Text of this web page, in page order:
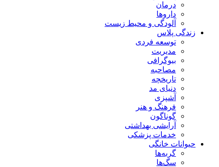
درمان
داروها
آلودگی و محیط زیست
زندگی پلاس
توسعه فردی
مدیریت
بیوگرافی
مصاحبه
تاریخچه
دنیای مد
آشپزی
فرهنگ و هنر
گوناگون
آرایشی بهداشتی
خدمات پزشکی
حیوانات خانگی
گربه‌ها
سگ‌ها